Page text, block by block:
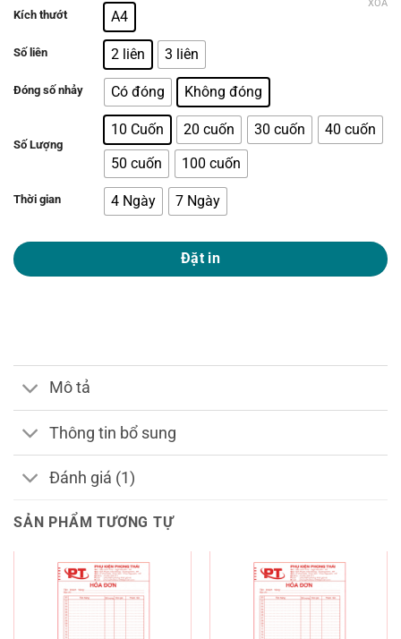
Kích thướt A4
Số liên 2 liên 3 liên
Đóng số nhảy Có đóng Không đóng
Số Lượng
10 Cuốn 20 cuốn 30 cuốn
40 cuốn
50 cuốn
100 cuốn
Thời gian 4 Ngày 7 Ngày
XÓA
Đặt in
Mô tả
Thông tin bổ sung
Đánh giá (1)
SẢN PHẨM TƯƠNG TỰ